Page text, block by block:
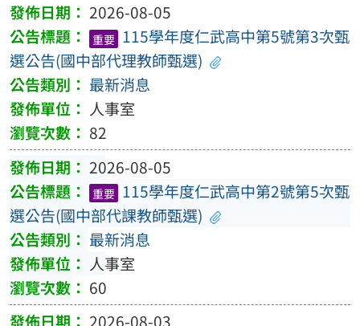
2026-08-05
重要 115學年度仁武高中第5號第3次甄
選公告(國中部代理教師甄選)
最新消息
人事室
82
2026-08-05
重要 115學年度仁武高中第2號第5次甄
選公告(國中部代課教師甄選)
最新消息
人事室
60